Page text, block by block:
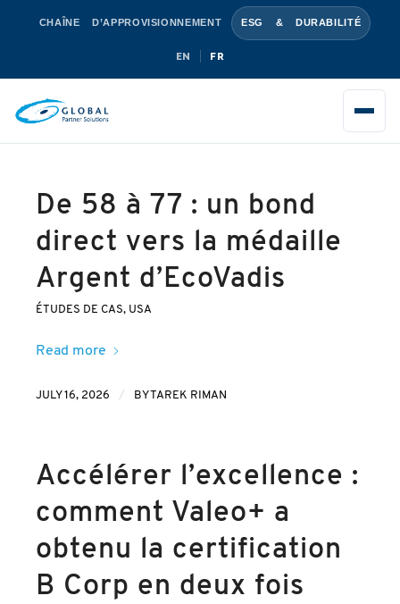
CHAÎNE D’APPROVISIONNEMENT ESG & DURABILITÉ
EN FR
De 58 à 77 : un bond
direct vers la médaille
Argent d’EcoVadis
ÉTUDES DE CAS, USA
Read more
JULY 16, 2026 / BYTAREK RIMAN
Accélérer l’excellence :
comment Valeo+ a
obtenu la certification
B Corp en deux fois